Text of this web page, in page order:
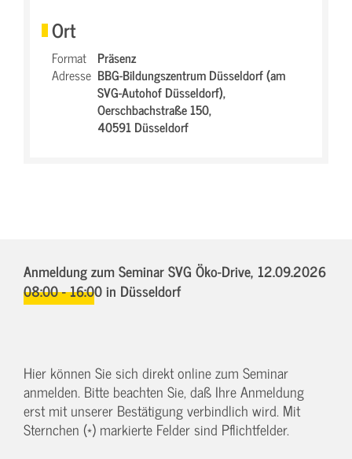
Ort
Format Präsenz
Adresse BBG-Bildungszentrum Düsseldorf (am
SVG-Autohof Düsseldorf),
Oerschbachstraße 150,
40591 Düsseldorf
Anmeldung zum Seminar SVG Öko-Drive, 12.09.2026
08:00 - 16:00in Düsseldorf
Hier können Sie sich direkt online zum Seminar
anmelden. Bitte beachten Sie, daß Ihre Anmeldung
erst mit unserer Bestätigung verbindlich wird. Mit
Sternchen (*) markierte Felder sind Pflichtfelder.